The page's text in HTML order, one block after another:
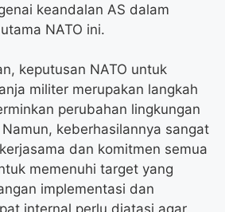
keandalan AS dalam
NATO ini.
keputusan NATO untuk
militer merupakan langkah
perubahan lingkungan
keberhasilannya sangat
dan komitmen semua
memenuhi target yang
implementasi dan
internal perlu diatasi agar